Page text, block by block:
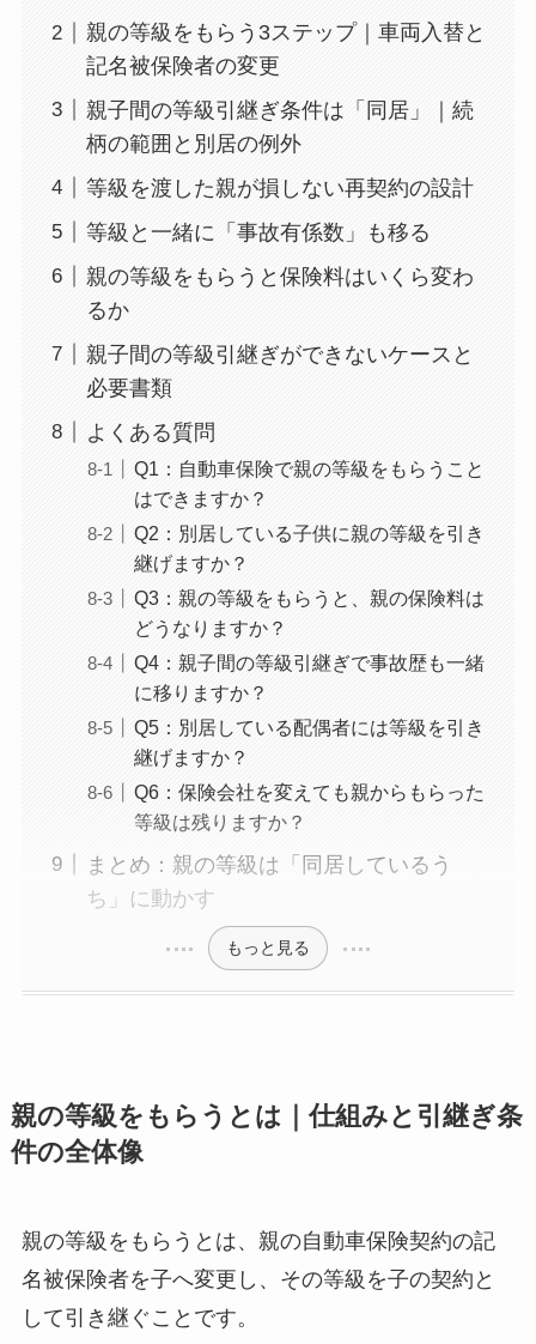
親の等級をもらう3ステップ｜車両入替と
記名被保険者の変更
親子間の等級引継ぎ条件は「同居」｜続
柄の範囲と別居の例外
等級を渡した親が損しない再契約の設計
等級と一緒に「事故有係数」も移る
親の等級をもらうと保険料はいくら変わ
るか
親子間の等級引継ぎができないケースと
必要書類
よくある質問
Q1：自動車保険で親の等級をもらうこと
はできますか？
Q2：別居している子供に親の等級を引き
継げますか？
Q3：親の等級をもらうと、親の保険料は
どうなりますか？
Q4：親子間の等級引継ぎで事故歴も一緒
に移りますか？
Q5：別居している配偶者には等級を引き
継げますか？
Q6：保険会社を変えても親からもらった
等級は残りますか？
まとめ：親の等級は「同居しているう
ち」に動かす
もっと見る
親の等級をもらうとは｜仕組みと引継ぎ条
件の全体像
親の等級をもらうとは、親の自動車保険契約の記
名被保険者を子へ変更し、その等級を子の契約と
して引き継ぐことです。